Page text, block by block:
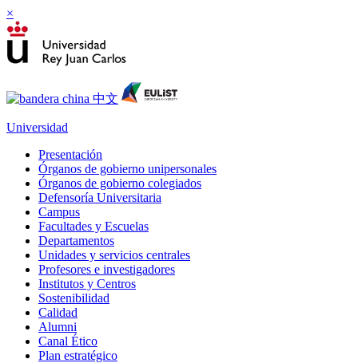
×
Universidad
Presentación
Órganos de gobierno unipersonales
Órganos de gobierno colegiados
Defensoría Universitaria
Campus
Facultades y Escuelas
Departamentos
Unidades y servicios centrales
Profesores e investigadores
Institutos y Centros
Sostenibilidad
Calidad
Alumni
Canal Ético
Plan estratégico